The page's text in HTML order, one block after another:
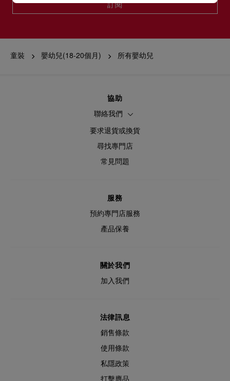
訂閱
童裝 嬰幼兒(18-20個月) 所有嬰幼兒
協助
聯絡我們
要求退貨或換貨
尋找專門店
常見問題
服務
預約專門店服務
產品保養
關於我們
加入我們
法律訊息
銷售條款
使用條款
私隱政策
打擊膺品